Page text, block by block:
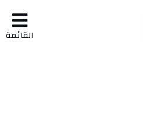
القائمة